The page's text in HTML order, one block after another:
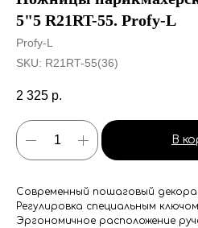
5"5 R21RT-55. Profy-L
Profy-L
SKU: R21RT-55(36)
2 325 р.
В
Современный пошаговый
Регулировка специальным ключом
Эргономичное расположение